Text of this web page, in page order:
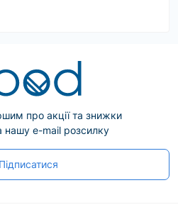
про акції та знижки
нашу e-mail розсилку
Підписатися